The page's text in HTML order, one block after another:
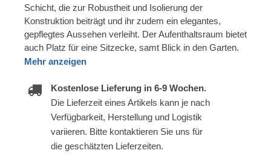
Schicht, die zur Robustheit und Isolierung der
Konstruktion beiträgt und ihr zudem ein elegantes,
gepflegtes Aussehen verleiht. Der Aufenthaltsraum bietet
auch Platz für eine Sitzecke, samt Blick in den Garten.
Mehr anzeigen
Kostenlose Lieferung in 6-9 Wochen.
Die Lieferzeit eines Artikels kann je nach
Verfügbarkeit, Herstellung und Logistik
variieren. Bitte kontaktieren Sie uns für
die geschätzten Lieferzeiten.